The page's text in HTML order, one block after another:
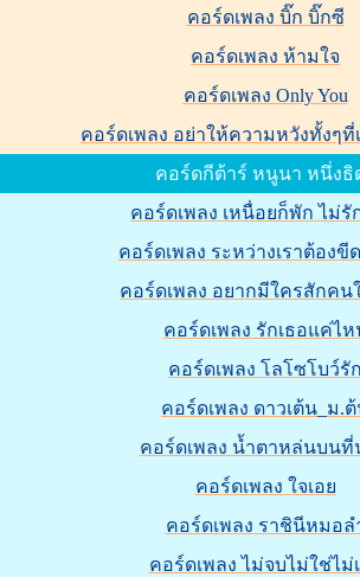
คอร์ดเพลง บิ๊ก บิ๊กซี
คอร์ดเพลง ห้ามใจ
คอร์ดเพลง Only You
คอร์ดเพลง อย่าให้ความหวังทั้งๆที่
คอร์ดกีต้าร์ หนูนา หนึ่งธิ
คอร์ดเพลง เหนื่อยก็พัก ไม่รั
คอร์ดเพลง ระหว่างเราต้องขี
คอร์ดเพลง อยากมีใครสักคน
คอร์ดเพลง รักเธอแค่ไห
คอร์ดเพลง โลโซโบว์รัก
คอร์ดเพลง ดาวเต้น_ม.
คอร์ดเพลง น้ำตาหล่นบน
คอร์ดเพลง ใจเอย
คอร์ดเพลง ราชินีหมอล
คอร์ดเพลง ไม่จบไม่ใช่ไม่